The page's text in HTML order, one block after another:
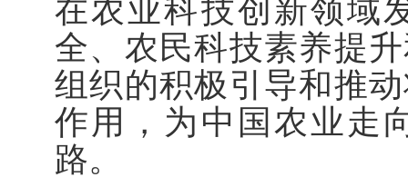
在农业科技创新领域
全、农民科技素养提
组织的积极引导和推
作用，为中国农业走
路。